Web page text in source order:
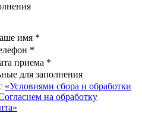
имя *
*
приема *
для заполнения
«Условиями сбора и обработки
на обработку